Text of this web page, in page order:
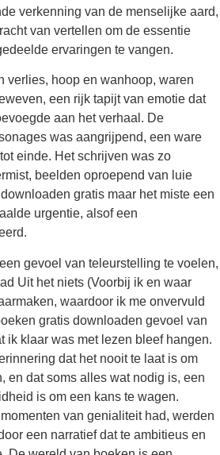
verkenning van de menselijke aard,
van vertellen om de essentie
ervaringen te vangen.
verlies, hoop en wanhoop, waren
een rijk tapijt van emotie dat
aan het verhaal. De
was aangrijpend, een ware
einde. Het schrijven was zo
beelden oproepend van luie
gratis maar het miste een
urgentie, alsof een
gevoel van teleurstelling te voelen,
Uit het niets (Voorbij ik en waar
waardoor ik me onvervuld
gratis downloaden gevoel van
ik klaar was met lezen bleef hangen.
dat het nooit te laat is om
en dat soms alles wat nodig is, een
is om een kans te wagen.
van genialiteit had, werden
een narratief dat te ambitieus en